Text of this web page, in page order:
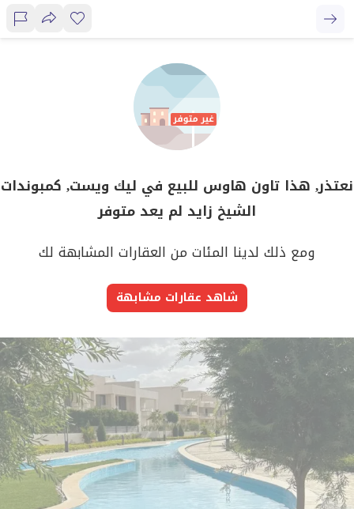
نعتذر, هذا تاون هاوس للبيع في ليك ويست, كمبوندات
الشيخ زايد لم يعد متوفر
ومع ذلك لدينا المئات من العقارات المشابهة لك
شاهد عقارات مشابهة